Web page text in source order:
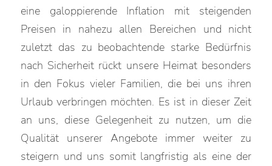
eine galoppierende Inflation mit steigenden
Preisen in nahezu allen Bereichen und nicht
zuletzt das zu beobachtende starke Bedürfnis
nach Sicherheit rückt unsere Heimat besonders
in den Fokus vieler Familien, die bei uns ihren
Urlaub verbringen möchten. Es ist in dieser Zeit
an uns, diese Gelegenheit zu nutzen, um die
Qualität unserer Angebote immer weiter zu
steigern und uns somit langfristig als eine der